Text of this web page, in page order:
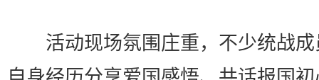
活动现场氛围庄重，不少统战成